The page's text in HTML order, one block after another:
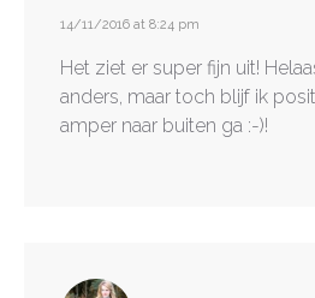
14/11/2016 at 8:24 pm
Het ziet er super fijn uit!
anders, maar toch blijf ik
amper naar buiten ga :-)!